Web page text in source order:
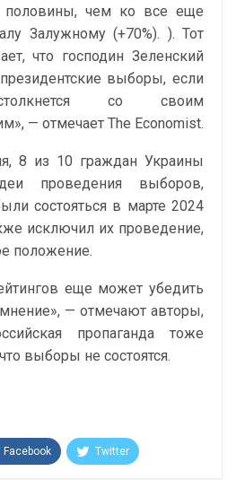
половины, чем ко все еще
Залужному (+70%). ). Тот
что господин Зеленский
выборы, если
со своим
— отмечает The Economist.
8 из 10 граждан Украины
проведения выборов,
состояться в марте 2024
исключил их проведение,
положение.
еще может убедить
— отмечают авторы,
пропаганда тоже
выборы не состоятся.
Facebook Twitter